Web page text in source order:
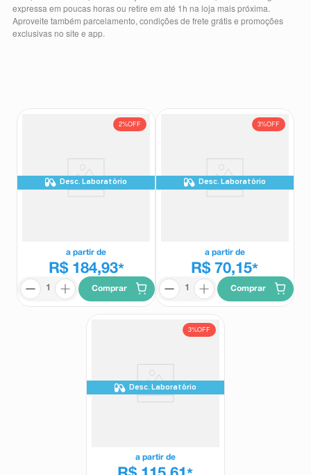
expressa em poucas horas ou retire em até 1h na loja mais próxima.
Aproveite também parcelamento, condições de frete grátis e promoções
exclusivas no site e app.
2%OFF
Desc. Laboratório
Vognus 10mg 60 Comprimidos
a partir de
R$ 184,93*
Comprar
3%OFF
Desc. Laboratório
Vognus 5mg 30 Comprimidos
a partir de
R$ 70,15*
Comprar
3%OFF
Desc. Laboratório
Vognus 10mg 30 Comprimidos
a partir de
8º absorvente
9º teste gravidez